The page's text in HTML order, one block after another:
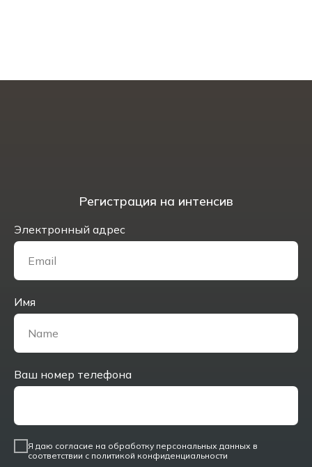
Регистрация на интенсив
Электронный адрес
Имя
Ваш номер телефона
Я даю согласие на обработку персональных данных в
соответствии с политикой конфиденциальности